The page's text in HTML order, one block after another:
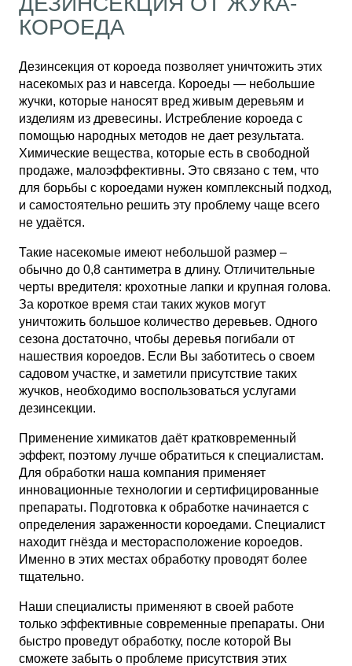
КОРОЕДА
Дезинсекция от короеда позволяет уничтожить этих
насекомых раз и навсегда. Короеды — небольшие
жучки, которые наносят вред живым деревьям и
изделиям из древесины. Истребление короеда с
помощью народных методов не дает результата.
Химические вещества, которые есть в свободной
продаже, малоэффективны. Это связано с тем, что
для борьбы с короедами нужен комплексный подход,
и самостоятельно решить эту проблему чаще всего
не удаётся.
Такие насекомые имеют небольшой размер –
обычно до 0,8 сантиметра в длину. Отличительные
черты вредителя: крохотные лапки и крупная голова.
За короткое время стаи таких жуков могут
уничтожить большое количество деревьев. Одного
сезона достаточно, чтобы деревья погибали от
нашествия короедов. Если Вы заботитесь о своем
садовом участке, и заметили присутствие таких
жучков, необходимо воспользоваться услугами
дезинсекции.
Применение химикатов даёт кратковременный
эффект, поэтому лучше обратиться к специалистам.
Для обработки наша компания применяет
инновационные технологии и сертифицированные
препараты. Подготовка к обработке начинается с
определения зараженности короедами. Специалист
находит гнёзда и месторасположение короедов.
Именно в этих местах обработку проводят более
тщательно.
Наши специалисты применяют в своей работе
только эффективные современные препараты. Они
быстро проведут обработку, после которой Вы
сможете забыть о проблеме присутствия этих